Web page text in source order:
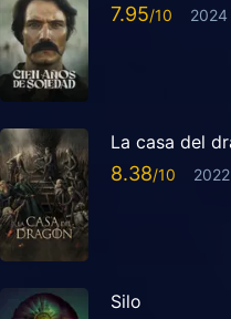
7.95 2024
La casa del
8.38 2022
Silo